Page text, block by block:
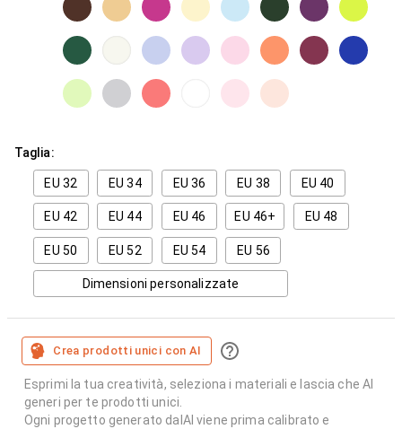
Taglia:
EU 32 EU 34 EU 36 EU 38 EU 40
EU 42 EU 44 EU 46 EU 46+ EU 48
EU 50 EU 52 EU 54 EU 56
Dimensioni personalizzate
Crea prodotti unici con AI
Esprimi la tua creatività, seleziona i materiali e lascia che AI
generi per te prodotti unici.
Ogni progetto generato dalAI viene prima calibrato e